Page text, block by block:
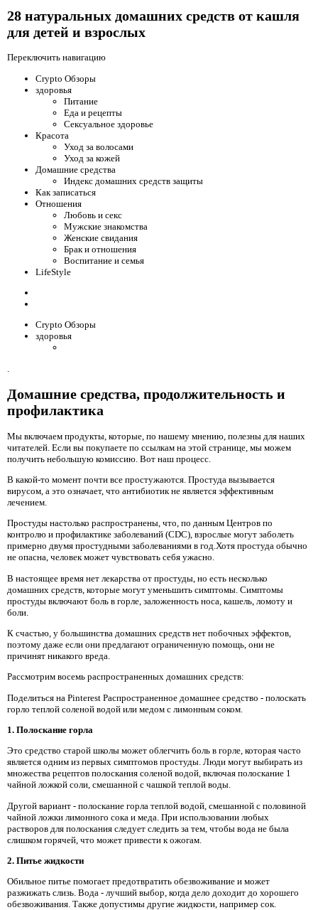
28 натуральных домашних средств от кашля
для детей и взрослых
Переключить навигацию
Crypto Обзоры
здоровья
Питание
Еда и рецепты
Сексуальное здоровье
Красота
Уход за волосами
Уход за кожей
Домашние средства
Индекс домашних средств защиты
Как записаться
Отношения
Любовь и секс
Мужские знакомства
Женские свидания
Брак и отношения
Воспитание и семья
LifeStyle
Crypto Обзоры
здоровья
Домашние средства, продолжительность и
профилактика
Мы включаем продукты, которые, по нашему мнению, полезны для наших
читателей. Если вы покупаете по ссылкам на этой странице, мы можем
получить небольшую комиссию. Вот наш процесс.
В какой-то момент почти все простужаются. Простуда вызывается
вирусом, а это означает, что антибиотик не является эффективным
лечением.
Простуды настолько распространены, что, по данным Центров по
контролю и профилактике заболеваний (CDC), взрослые могут заболеть
примерно двумя простудными заболеваниями в год.Хотя простуда обычно
не опасна, человек может чувствовать себя ужасно.
В настоящее время нет лекарства от простуды, но есть несколько
домашних средств, которые могут уменьшить симптомы. Симптомы
простуды включают боль в горле, заложенность носа, кашель, ломоту и
боли.
К счастью, у большинства домашних средств нет побочных эффектов,
поэтому даже если они предлагают ограниченную помощь, они не
причинят никакого вреда.
Рассмотрим восемь распространенных домашних средств:
Поделиться на Pinterest Распространенное домашнее средство - полоскать
горло теплой соленой водой или медом с лимонным соком.
1. Полоскание горла
Это средство старой школы может облегчить боль в горле, которая часто
является одним из первых симптомов простуды. Люди могут выбирать из
множества рецептов полоскания соленой водой, включая полоскание 1
чайной ложкой соли, смешанной с чашкой теплой воды.
Другой вариант - полоскание горла теплой водой, смешанной с половиной
чайной ложки лимонного сока и меда. При использовании любых
растворов для полоскания следует следить за тем, чтобы вода не была
слишком горячей, что может привести к ожогам.
2. Питье жидкости
Обильное питье помогает предотвратить обезвоживание и может
разжижать слизь. Вода - лучший выбор, когда дело доходит до хорошего
обезвоживания. Также допустимы другие жидкости, например сок.